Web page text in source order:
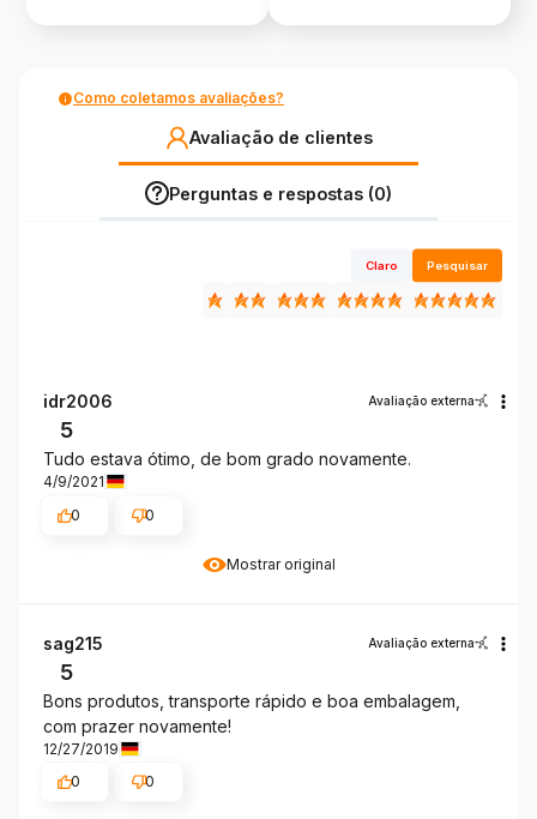
Como coletamos avaliações?
Avaliação de clientes
Perguntas e respostas (0)
Claro Pesquisar
Mostrar original
idr2006 Avaliação externa
5
Tudo estava ótimo, de bom grado novamente.
4/9/2021
0
0
sag215 Avaliação externa
5
Bons produtos, transporte rápido e boa embalagem,
com prazer novamente!
12/27/2019
0
0